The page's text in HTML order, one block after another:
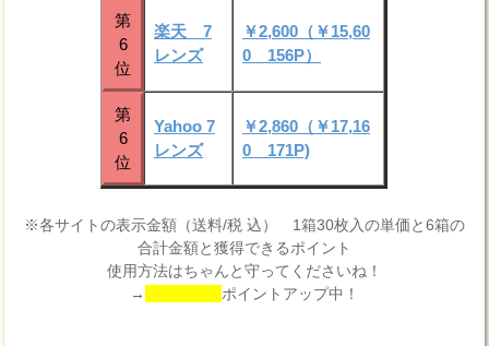
第
6
位
楽天 7
レンズ
￥2,600（￥15,60
0 156P）
第
6
位
Yahoo 7
レンズ
￥2,860（￥17,16
0 171P)
※各サイトの表示金額（送料/税 込） 1箱30枚入の単価と6箱の
合計金額と獲得できるポイント
使用方法はちゃんと守ってくださいね！
→
ポイントアップ中！